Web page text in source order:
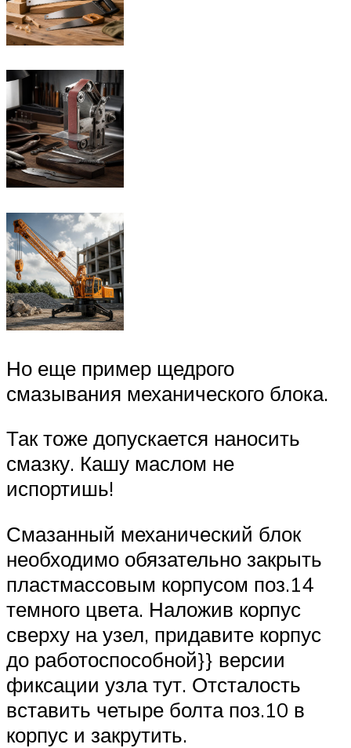
Но еще пример щедрого
смазывания механического блока.
Так тоже допускается наносить
смазку. Кашу маслом не
испортишь!
Смазанный механический блок
необходимо обязательно закрыть
пластмассовым корпусом поз.14
темного цвета. Наложив корпус
сверху на узел, придавите корпус
до работоспособной}} версии
фиксации узла тут. Отсталость
вставить четыре болта поз.10 в
корпус и закрутить.